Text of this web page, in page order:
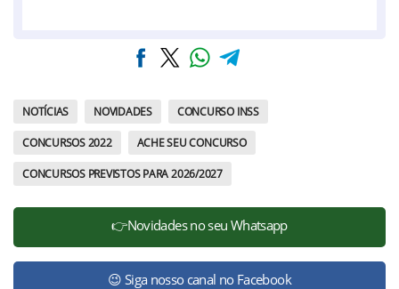
NOTÍCIAS NOVIDADES CONCURSO INSS
CONCURSOS 2022 ACHE SEU CONCURSO
CONCURSOS PREVISTOS PARA 2026/2027
👉Novidades no seu Whatsapp
😉 Siga nosso canal no Facebook